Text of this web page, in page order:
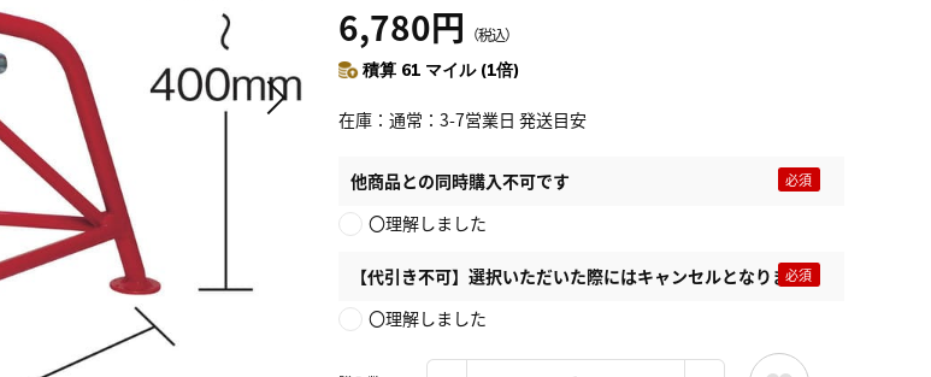
6,780円 （税込）
積算 61 マイル (1倍)
在庫 通常：3-7営業日 発送目安
他商品との同時購入不可です
〇理解しました
【代引き不可】選択いただいた際にはキャンセルとなります
〇理解しました